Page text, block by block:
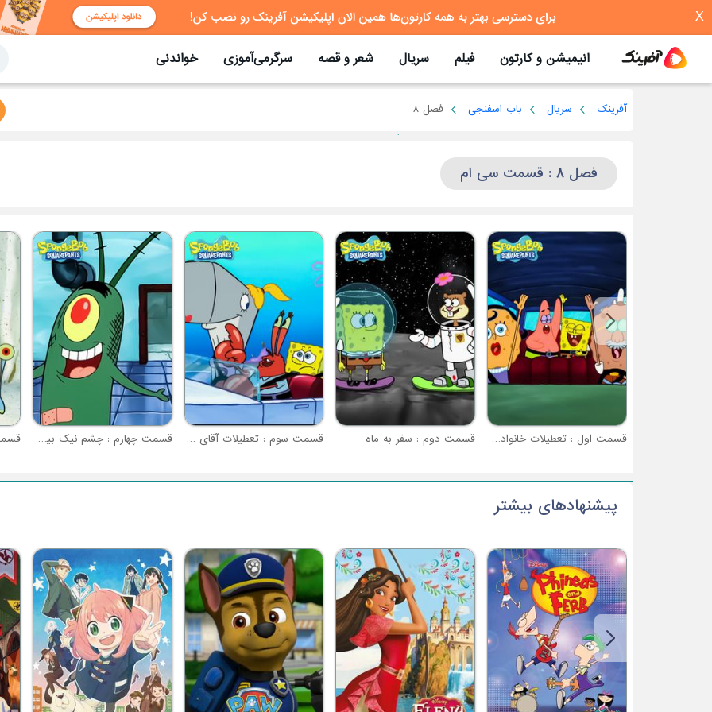
X
انیمیشن و کارتون فیلم سریال شعر و قصه سرگرمی‌آموزی خواندنی
آفرینک سریال باب اسفنجی فصل 8
فصل 8 : قسمت سی ام
قسمت اول : تعطیلات خانوادگی شلوار مکعبی قسمت دوم : سفر به ماه قسمت سوم : تعطیلات آقای خرچنگ قسمت چهارم : چشم نیک بین پلانگتون
پیشنهادهای بیشتر